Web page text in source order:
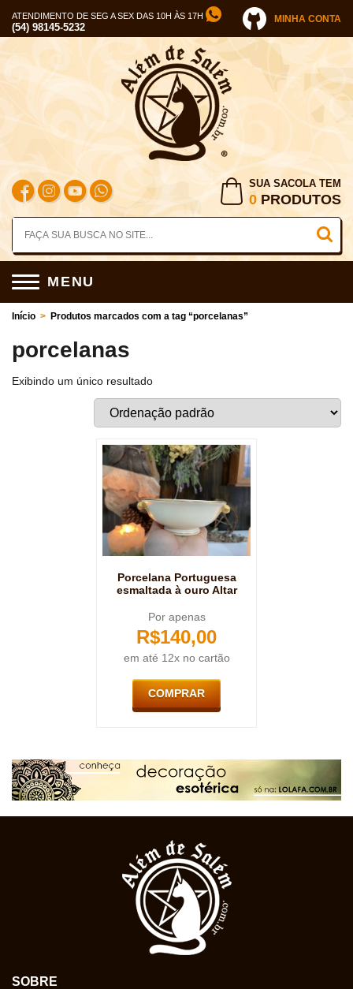
ATENDIMENTO DE SEG A SEX DAS 10H ÀS 17H
(54) 98145-5232
MINHA CONTA
SUA SACOLA TEM
0 PRODUTOS
MENU
Início > Produtos marcados com a tag “porcelanas”
porcelanas
Exibindo um único resultado
Porcelana Portuguesa
esmaltada à ouro Altar
Por apenas
R$140,00
em até 12x no cartão
COMPRAR
SOBRE